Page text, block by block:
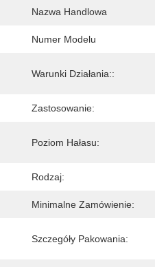
Nazwa Handlowa
Numer Modelu
Warunki Działania::
Zastosowanie:
Poziom Hałasu:
Rodzaj:
Minimalne Zamówienie:
Szczegóły Pakowania: